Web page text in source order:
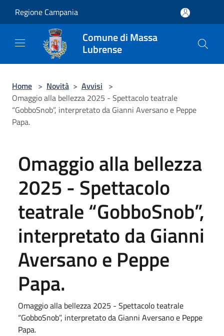
Regione Campania
Comune di Massa
Lubrense
Home > Novità > Avvisi >
Omaggio alla bellezza 2025 - Spettacolo teatrale
“GobboSnob”, interpretato da Gianni Aversano e Peppe
Papa.
Omaggio alla bellezza
2025 - Spettacolo
teatrale “GobboSnob”,
interpretato da Gianni
Aversano e Peppe
Papa.
Omaggio alla bellezza 2025 - Spettacolo teatrale
“GobboSnob”, interpretato da Gianni Aversano e Peppe
Papa.